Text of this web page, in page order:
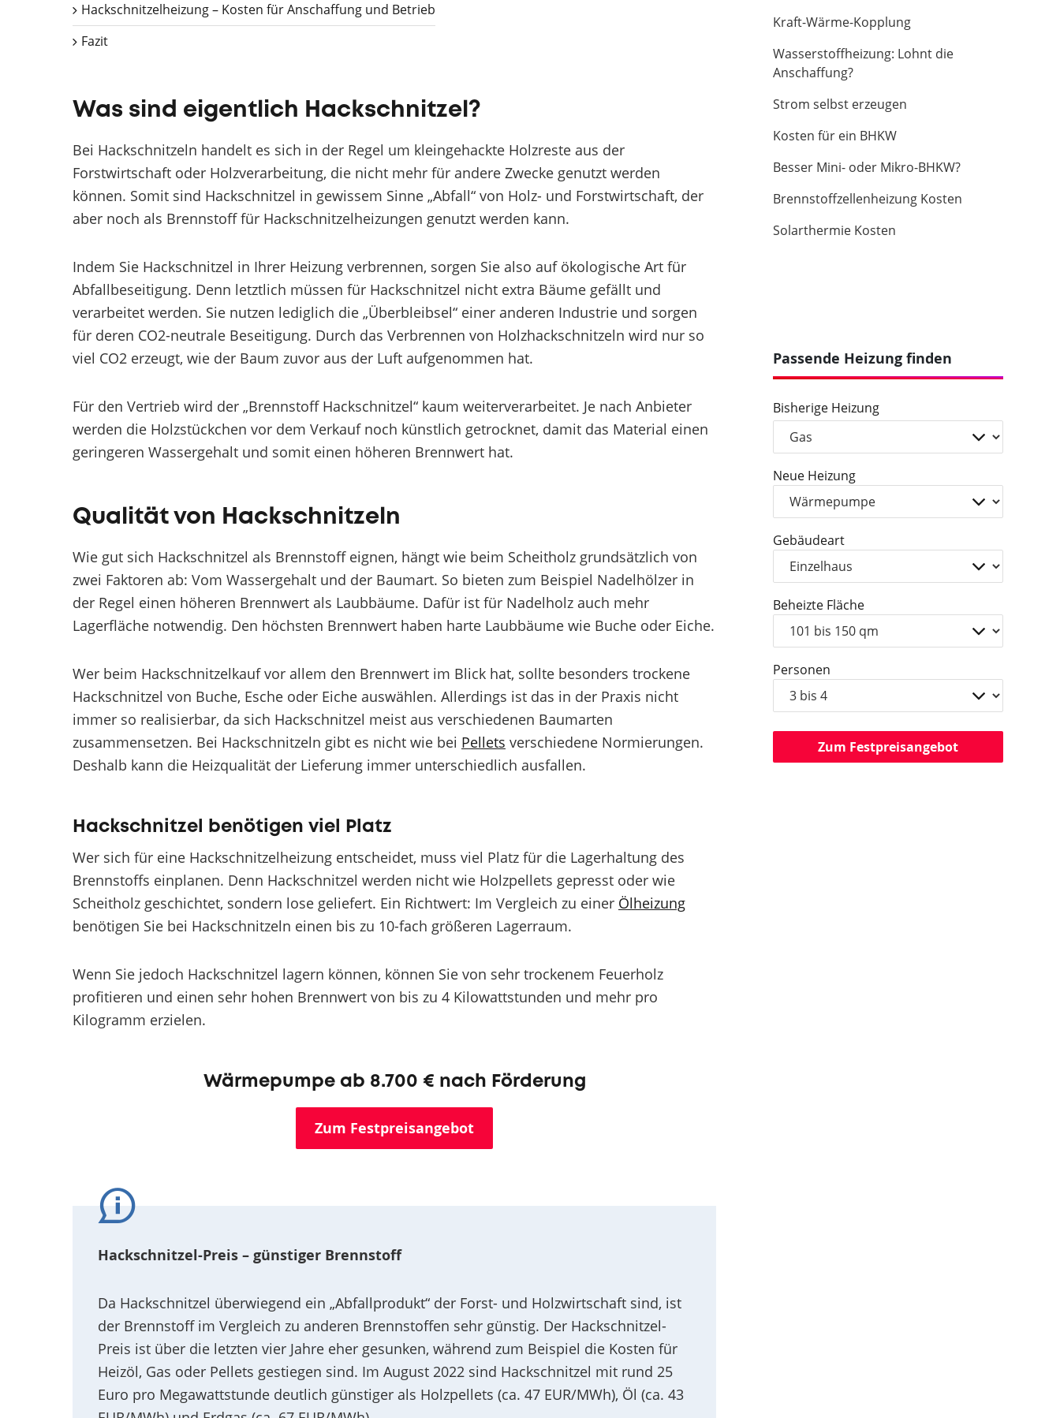
Hackschnitzelheizung – Kosten für Anschaffung und Betrieb
Fazit
Was sind eigentlich Hackschnitzel?
Bei Hackschnitzeln handelt es sich in der Regel um kleingehackte Holzreste aus der
Forstwirtschaft oder Holzverarbeitung, die nicht mehr für andere Zwecke genutzt werden
können. Somit sind Hackschnitzel in gewissem Sinne „Abfall“ von Holz- und Forstwirtschaft, der
aber noch als Brennstoff für Hackschnitzelheizungen genutzt werden kann.
Indem Sie Hackschnitzel in Ihrer Heizung verbrennen, sorgen Sie also auf ökologische Art für
Abfallbeseitigung. Denn letztlich müssen für Hackschnitzel nicht extra Bäume gefällt und
verarbeitet werden. Sie nutzen lediglich die „Überbleibsel“ einer anderen Industrie und sorgen
für deren CO2-neutrale Beseitigung. Durch das Verbrennen von Holzhackschnitzeln wird nur so
viel CO2 erzeugt, wie der Baum zuvor aus der Luft aufgenommen hat.
Für den Vertrieb wird der „Brennstoff Hackschnitzel“ kaum weiterverarbeitet. Je nach Anbieter
werden die Holzstückchen vor dem Verkauf noch künstlich getrocknet, damit das Material einen
geringeren Wassergehalt und somit einen höheren Brennwert hat.
Qualität von Hackschnitzeln
Wie gut sich Hackschnitzel als Brennstoff eignen, hängt wie beim Scheitholz grundsätzlich von
zwei Faktoren ab: Vom Wassergehalt und der Baumart. So bieten zum Beispiel Nadelhölzer in
der Regel einen höheren Brennwert als Laubbäume. Dafür ist für Nadelholz auch mehr
Lagerfläche notwendig. Den höchsten Brennwert haben harte Laubbäume wie Buche oder Eiche.
Wer beim Hackschnitzelkauf vor allem den Brennwert im Blick hat, sollte besonders trockene
Hackschnitzel von Buche, Esche oder Eiche auswählen. Allerdings ist das in der Praxis nicht
immer so realisierbar, da sich Hackschnitzel meist aus verschiedenen Baumarten
zusammensetzen. Bei Hackschnitzeln gibt es nicht wie bei Pellets verschiedene Normierungen.
Deshalb kann die Heizqualität der Lieferung immer unterschiedlich ausfallen.
Hackschnitzel benötigen viel Platz
Wer sich für eine Hackschnitzelheizung entscheidet, muss viel Platz für die Lagerhaltung des
Brennstoffs einplanen. Denn Hackschnitzel werden nicht wie Holzpellets gepresst oder wie
Scheitholz geschichtet, sondern lose geliefert. Ein Richtwert: Im Vergleich zu einer Ölheizung
benötigen Sie bei Hackschnitzeln einen bis zu 10-fach größeren Lagerraum.
Wenn Sie jedoch Hackschnitzel lagern können, können Sie von sehr trockenem Feuerholz
profitieren und einen sehr hohen Brennwert von bis zu 4 Kilowattstunden und mehr pro
Kilogramm erzielen.
Wärmepumpe ab 8.700 € nach Förderung
Zum Festpreisangebot
Hackschnitzel-Preis – günstiger Brennstoff
Da Hackschnitzel überwiegend ein „Abfallprodukt“ der Forst- und Holzwirtschaft sind, ist
der Brennstoff im Vergleich zu anderen Brennstoffen sehr günstig. Der Hackschnitzel-
Preis ist über die letzten vier Jahre eher gesunken, während zum Beispiel die Kosten für
Heizöl, Gas oder Pellets gestiegen sind. Im August 2022 sind Hackschnitzel mit rund 25
Euro pro Megawattstunde deutlich günstiger als Holzpellets (ca. 47 EUR/MWh), Öl (ca. 43
Kraft-Wärme-Kopplung
Wasserstoffheizung: Lohnt die
Anschaffung?
Strom selbst erzeugen
Kosten für ein BHKW
Besser Mini- oder Mikro-BHKW?
Brennstoffzellenheizung Kosten
Solarthermie Kosten
Passende Heizung finden
Bisherige Heizung
Neue Heizung
Gebäudeart
Beheizte Fläche
Personen
Zum Festpreisangebot